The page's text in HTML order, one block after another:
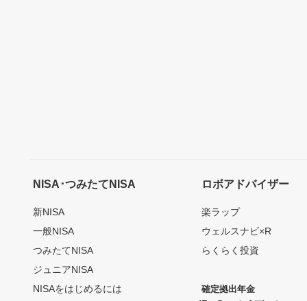
NISA･つみたてNISA
新NISA
一般NISA
つみたてNISA
ジュニアNISA
NISAをはじめるには
ロボアドバイザー
楽ラップ
ウェルスナビ×R
らくらく投資
確定拠出年金